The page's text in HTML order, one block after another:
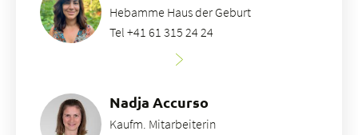
Hebamme Haus der Geburt
Tel +41 61 315 24 24
Nadja Accurso
Kaufm. Mitarbeiterin